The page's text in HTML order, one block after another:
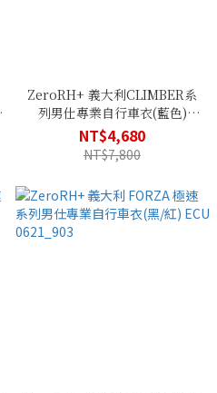
ZeroRH+ 義大利CLIMBER系
列男仕專業自行車衣(藍色)
ECU 0749_864
NT$4,680
NT$7,800